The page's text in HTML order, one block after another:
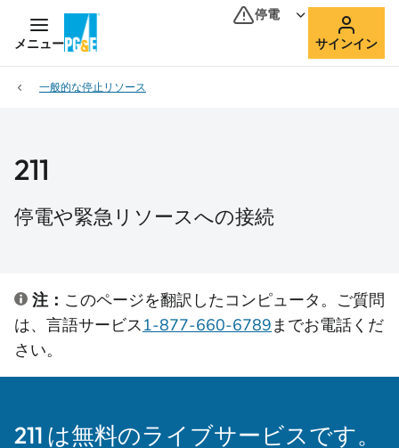
メニュー
停電
サインイン
一般的な停止リソース
211
停電や緊急リソースへの接続
注： このページを翻訳したコンピュータ。ご質問
は、言語サービス1-877-660-6789までお電話くだ
さい。
211 は無料のライブサービスです。